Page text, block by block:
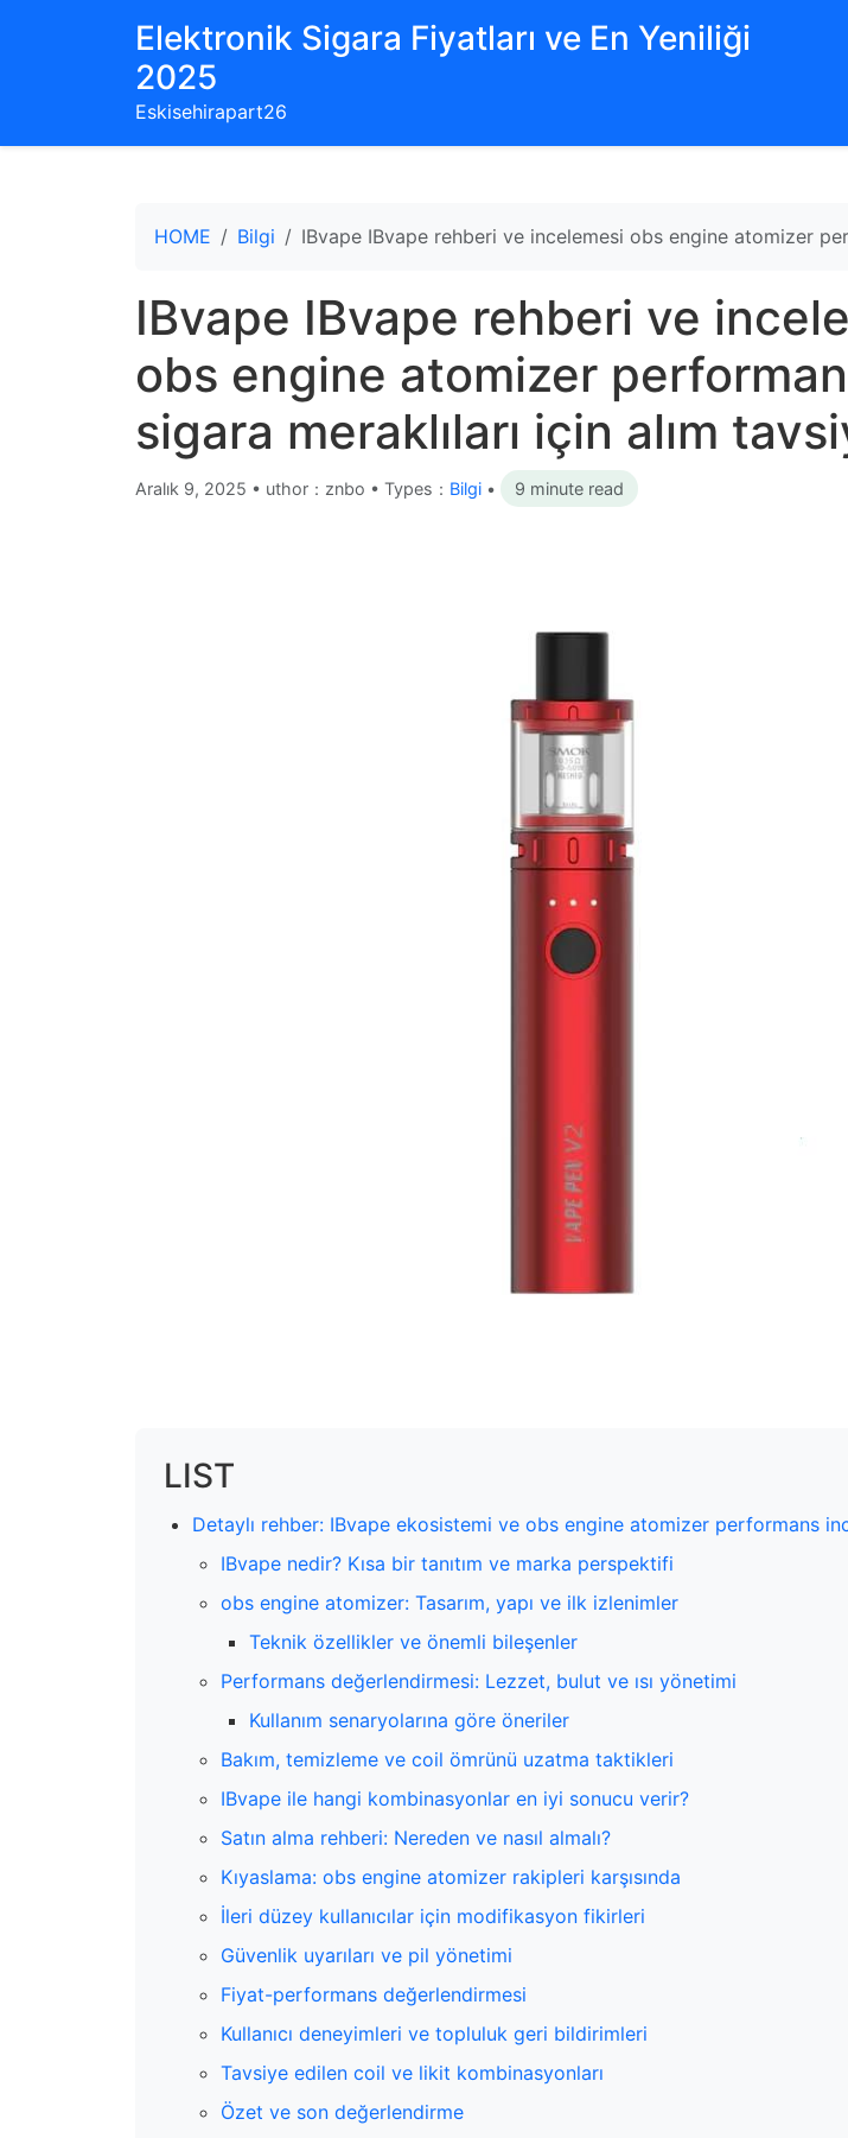
Elektronik Sigara Fiyatları ve En Yeniliği
2025
Eskisehirapart26
HOME Bilgi IBvape IBvape rehberi ve incelemesi obs engine atomizer
IBvape IBvape rehberi ve
obs engine atomizer
sigara meraklıları için alım
Aralık 9, 2025 • uthor：znbo • Types： Bilgi • 9 minute read
LIST
Detaylı rehber: IBvape ekosistemi ve obs engine atomizer performans
IBvape nedir? Kısa bir tanıtım ve marka perspektifi
obs engine atomizer: Tasarım, yapı ve ilk izlenimler
Teknik özellikler ve önemli bileşenler
Performans değerlendirmesi: Lezzet, bulut ve ısı yönetimi
Kullanım senaryolarına göre öneriler
Bakım, temizleme ve coil ömrünü uzatma taktikleri
IBvape ile hangi kombinasyonlar en iyi sonucu verir?
Satın alma rehberi: Nereden ve nasıl almalı?
Kıyaslama: obs engine atomizer rakipleri karşısında
İleri düzey kullanıcılar için modifikasyon fikirleri
Güvenlik uyarıları ve pil yönetimi
Fiyat-performans değerlendirmesi
Kullanıcı deneyimleri ve topluluk geri bildirimleri
Tavsiye edilen coil ve likit kombinasyonları
Özet ve son değerlendirme